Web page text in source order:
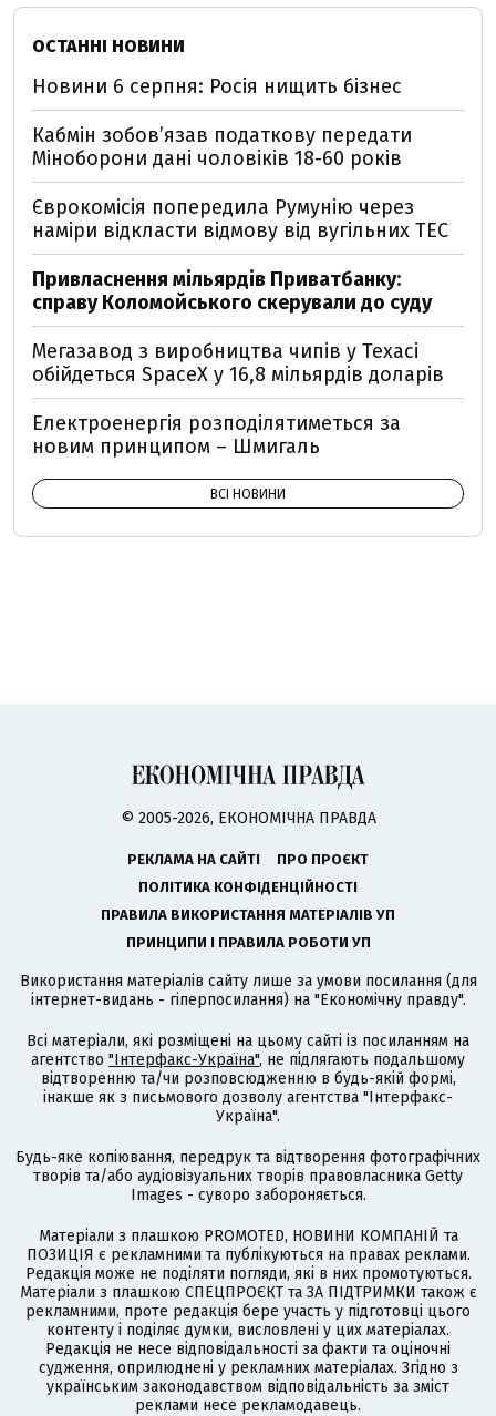
ОСТАННІ НОВИНИ
Новини 6 серпня: Росія нищить бізнес
Кабмін зобовʼязав податкову передати
Міноборони дані чоловіків 18-60 років
Єврокомісія попередила Румунію через
наміри відкласти відмову від вугільних ТЕС
Привласнення мільярдів Приватбанку:
справу Коломойського скерували до суду
Мегазавод з виробництва чипів у Техасі
обійдеться SpaceX у 16,8 мільярдів доларів
Електроенергія розподілятиметься за
новим принципом – Шмигаль
ВСІ НОВИНИ
© 2005-2026, ЕКОНОМІЧНА ПРАВДА
РЕКЛАМА НА САЙТІ
ПРО ПРОЄКТ
ПОЛІТИКА КОНФІДЕНЦІЙНОСТІ
ПРАВИЛА ВИКОРИСТАННЯ МАТЕРІАЛІВ УП
ПРИНЦИПИ І ПРАВИЛА РОБОТИ УП
Використання матеріалів сайту лише за умови посилання (для
інтернет-видань - гіперпосилання) на "Економічну правду".
Всі матеріали, які розміщені на цьому сайті із посиланням на
агентство "Інтерфакс-Україна", не підлягають подальшому
відтворенню та/чи розповсюдженню в будь-якій формі,
інакше як з письмового дозволу агентства "Інтерфакс-
Україна".
Будь-яке копіювання, передрук та відтворення фотографічних
творів та/або аудіовізуальних творів правовласника Getty
Images - суворо забороняється.
Матеріали з плашкою PROMOTED, НОВИНИ КОМПАНІЙ та
ПОЗИЦІЯ є рекламними та публікуються на правах реклами.
Редакція може не поділяти погляди, які в них промотуються.
Матеріали з плашкою СПЕЦПРОЄКТ та ЗА ПІДТРИМКИ також є
рекламними, проте редакція бере участь у підготовці цього
контенту і поділяє думки, висловлені у цих матеріалах.
Редакція не несе відповідальності за факти та оціночні
судження, оприлюднені у рекламних матеріалах. Згідно з
українським законодавством відповідальність за зміст
реклами несе рекламодавець.